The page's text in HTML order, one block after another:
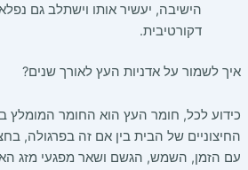
הישיבה, יעשיר אותו וישתלב גם
דקורטיבית.
איך לשמור על אדניות העץ לאורך שנים?
כידוע לכל, חומר העץ הוא החומר המומלץ
החיצוניים של הבית בין אם זה בפרגולה,
עם הזמן, השמש, הגשם ושאר מפגעי מזג